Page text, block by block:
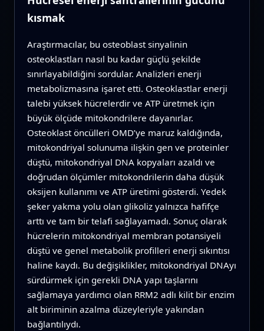
kısmak
Araştırmacılar, bu osteoblast sinyalinin
osteoklastları nasıl bu kadar güçlü şekilde
sınırlayabildiğini sordular. Analizleri enerji
metabolizmasına işaret etti. Osteoklastlar enerji
talebi yüksek hücrelerdir ve ATP üretmek için
büyük ölçüde mitokondrilere dayanırlar.
Osteoklast öncülleri OMD’ye maruz kaldığında,
mitokondriyal solunuma ilişkin gen ve proteinler
düştü, mitokondriyal DNA kopyaları azaldı ve
doğrudan ölçümler mitokondrilerin daha düşük
oksijen kullanımı ve ATP üretimi gösterdi. Yedek
şeker yakma yolu olan glikoliz yalnızca hafifçe
arttı ve tam bir telafi sağlayamadı. Sonuç olarak
hücrelerin mitokondriyal membran potansiyeli
düştü ve genel metabolik profilleri enerji sıkıntısı
haline kaydı. Bu değişiklikler, mitokondriyal DNAyı
sürdürmek için gerekli DNA yapı taşlarını
sağlamaya yardımcı olan RRM2 adlı kilit bir enzim
alt biriminin azalma düzeyleriyle yakından
bağlantılıydı.